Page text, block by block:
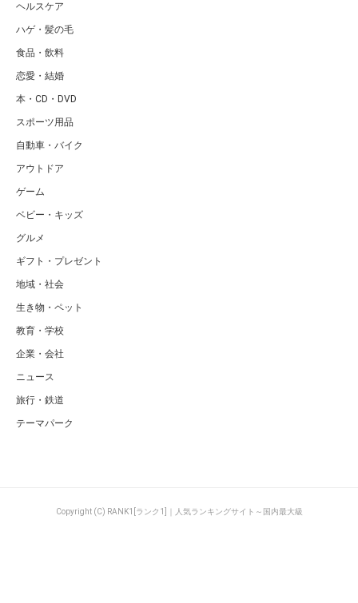
ヘルスケア
ハゲ・髪の毛
食品・飲料
恋愛・結婚
本・CD・DVD
スポーツ用品
自動車・バイク
アウトドア
ゲーム
ベビー・キッズ
グルメ
ギフト・プレゼント
地域・社会
生き物・ペット
教育・学校
企業・会社
ニュース
旅行・鉄道
テーマパーク
Copyright (C) RANK1[ランク1]｜人気ランキングサイト～国内最大級